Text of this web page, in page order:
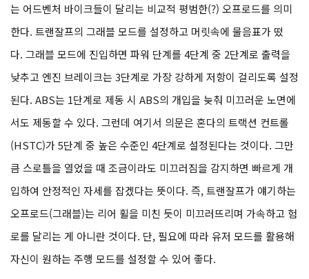
는 어드벤처 바이크들이 달리는 비교적 평범한(?) 오프로드를 의미
한다. 트랜잘프의 그래블 모드를 설정하고 머릿속에 물음표가 떴
다. 그래블 모드에 진입하면 파워 단계를 4단계 중 2단계로 출력을
낮추고 엔진 브레이크는 3단계로 가장 강하게 저항이 걸리도록 설정
된다. ABS는 1단계로 제동 시 ABS의 개입을 늦춰 미끄러운 노면에
서도 제동할 수 있다. 그런데 여기서 의문은 혼다의 트랙션 컨트롤
(HSTC)가 5단계 중 높은 수준인 4단계로 설정된다는 것이다. 그만
큼 스로틀을 열었을 때 조금이라도 미끄러짐을 감지하면 빠르게 개
입하여 안정적인 자세를 잡겠다는 뜻이다. 즉, 트랜잘프가 얘기하는
오프로드(그래블)는 리어 휠을 미친 듯이 미끄러뜨리며 가속하고 험
로를 달리는 게 아니란 것이다. 단, 필요에 따라 유저 모드를 활용해
자신이 원하는 주행 모드를 설정할 수 있어 좋다.